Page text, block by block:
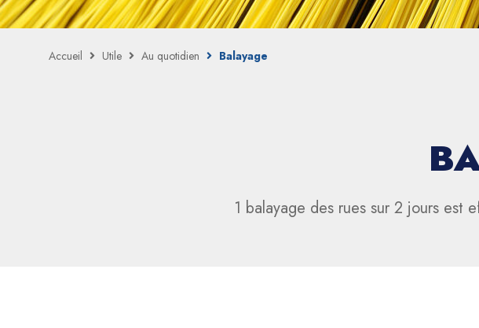
Accueil Utile Au quotidien Balayage
1 balayage des rues sur 2 jours est